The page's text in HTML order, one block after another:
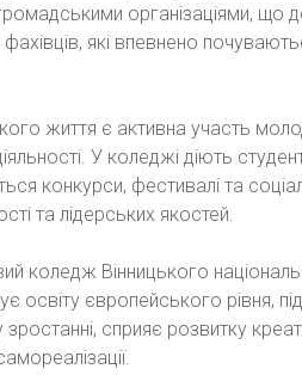
організаціями, що
які впевнено
життя є активна участь
У коледжі діють
конкурси, фестивалі та
та лідерських якостей.
коледж Вінницького
освіту європейського рівня,
сприяє розвитку